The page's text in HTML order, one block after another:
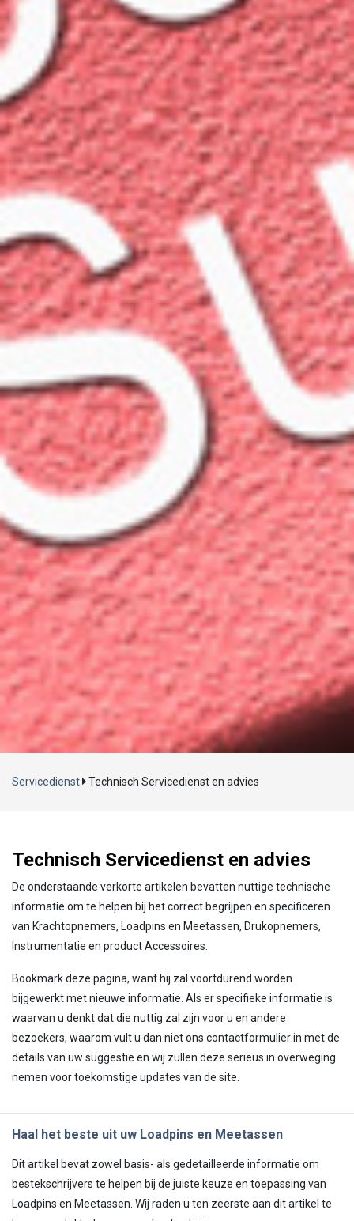
Laden...
Servicedienst Technisch Servicedienst en advies
Technisch Servicedienst en advies
De onderstaande verkorte artikelen bevatten nuttige technische
informatie om te helpen bij het correct begrijpen en specificeren
van Krachtopnemers, Loadpins en Meetassen, Drukopnemers,
Instrumentatie en product Accessoires.
Bookmark deze pagina, want hij zal voortdurend worden
bijgewerkt met nieuwe informatie. Als er specifieke informatie is
waarvan u denkt dat die nuttig zal zijn voor u en andere
bezoekers, waarom vult u dan niet ons contactformulier in met de
details van uw suggestie en wij zullen deze serieus in overweging
nemen voor toekomstige updates van de site.
Haal het beste uit uw Loadpins en Meetassen
Dit artikel bevat zowel basis- als gedetailleerde informatie om
bestekschrijvers te helpen bij de juiste keuze en toepassing van
Loadpins en Meetassen. Wij raden u ten zeerste aan dit artikel te